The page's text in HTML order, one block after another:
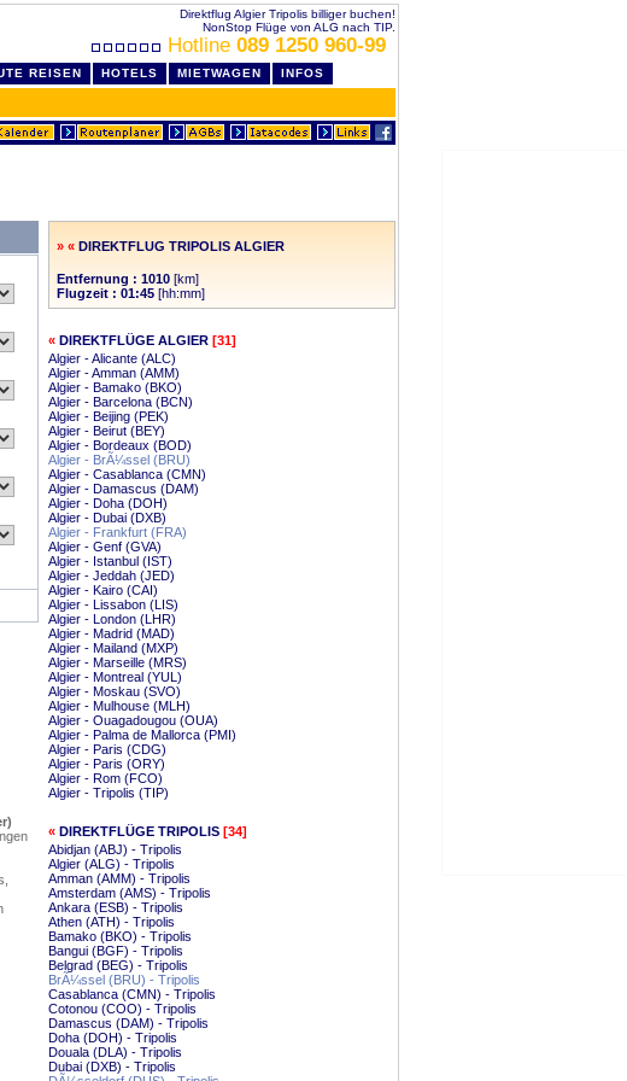
Direktflug Algier Tripolis billiger buchen!
NonStop Flüge von ALG nach TIP.
Hotline 089 1250 960-99
REISEN HOTELS MIETWAGEN INFOS
» « DIREKTFLUG TRIPOLIS ALGIER
Entfernung : 1010 [km]
Flugzeit : 01:45 [hh:mm]
« DIREKTFLÜGE ALGIER [31]
Algier - Alicante (ALC)
Algier - Amman (AMM)
Algier - Bamako (BKO)
Algier - Barcelona (BCN)
Algier - Beijing (PEK)
Algier - Beirut (BEY)
Algier - Bordeaux (BOD)
Algier - BrÃ¼ssel (BRU)
Algier - Casablanca (CMN)
Algier - Damascus (DAM)
Algier - Doha (DOH)
Algier - Dubai (DXB)
Algier - Frankfurt (FRA)
Algier - Genf (GVA)
Algier - Istanbul (IST)
Algier - Jeddah (JED)
Algier - Kairo (CAI)
Algier - Lissabon (LIS)
Algier - London (LHR)
Algier - Madrid (MAD)
Algier - Mailand (MXP)
Algier - Marseille (MRS)
Algier - Montreal (YUL)
Algier - Moskau (SVO)
Algier - Mulhouse (MLH)
Algier - Ouagadougou (OUA)
Algier - Palma de Mallorca (PMI)
Algier - Paris (CDG)
Algier - Paris (ORY)
Algier - Rom (FCO)
Algier - Tripolis (TIP)
« DIREKTFLÜGE TRIPOLIS [34]
Abidjan (ABJ) - Tripolis
Algier (ALG) - Tripolis
Amman (AMM) - Tripolis
Amsterdam (AMS) - Tripolis
Ankara (ESB) - Tripolis
Athen (ATH) - Tripolis
Bamako (BKO) - Tripolis
Bangui (BGF) - Tripolis
Belgrad (BEG) - Tripolis
BrÃ¼ssel (BRU) - Tripolis
Casablanca (CMN) - Tripolis
Cotonou (COO) - Tripolis
Damascus (DAM) - Tripolis
Doha (DOH) - Tripolis
Douala (DLA) - Tripolis
Dubai (DXB) - Tripolis